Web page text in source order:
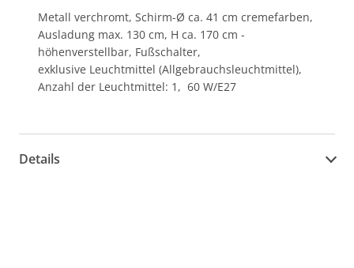
Metall verchromt, Schirm-Ø ca. 41 cm cremefarben,
Ausladung max. 130 cm, H ca. 170 cm -
höhenverstellbar, Fußschalter,
exklusive Leuchtmittel (Allgebrauchsleuchtmittel),
Anzahl der Leuchtmittel: 1, 60 W/E27
Details